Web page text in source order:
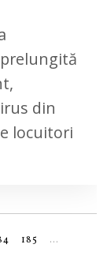
din
locuitori
185
…